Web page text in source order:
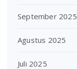
September 2025
Agustus 2025
Juli 2025